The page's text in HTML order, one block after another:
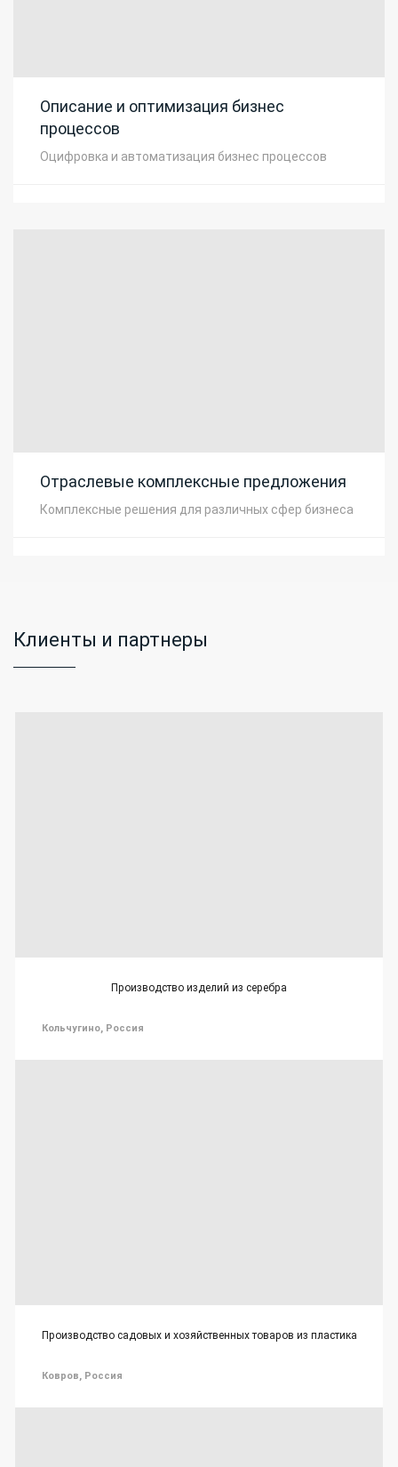
Описание и оптимизация бизнес
процессов
Оцифровка и автоматизация бизнес процессов
Отраслевые комплексные предложения
Комплексные решения для различных сфер бизнеса
Клиенты и партнеры
Производство изделий из серебра
Кольчугино, Россия
Производство садовых и хозяйственных товаров из пластика
Ковров, Россия